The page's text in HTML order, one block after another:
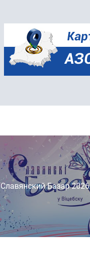
Славянский Базар 2026